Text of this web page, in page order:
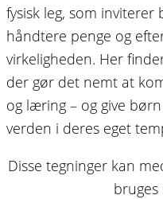
fysisk leg, som
håndtere penge og
virkeligheden. Her
der gør det nemt at
og læring – og give
verden i deres eget
Disse tegninger kan
bruges